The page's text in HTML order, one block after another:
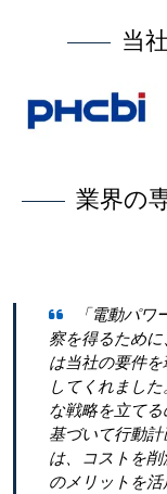
当
業界の
パワーステアリング
めに、Research
件を理解し、市場
した。これらの洞
てるのに確実に当
動計画を立て、そ
を削減しながら、
を活用するのに大き